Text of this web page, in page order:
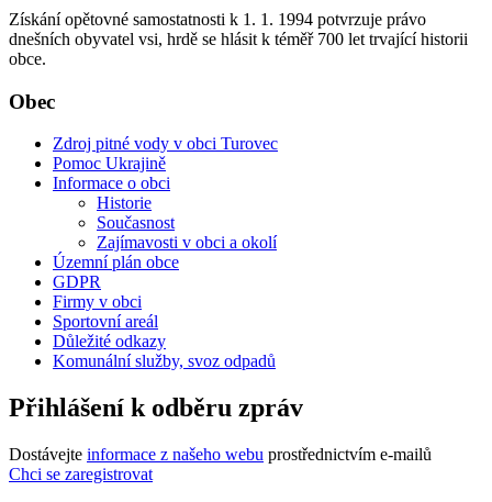
Získání opětovné samostatnosti k 1. 1. 1994 potvrzuje právo
dnešních obyvatel vsi, hrdě se hlásit k téměř 700 let trvající historii
obce.
Obec
Zdroj pitné vody v obci Turovec
Pomoc Ukrajině
Informace o obci
Historie
Současnost
Zajímavosti v obci a okolí
Územní plán obce
GDPR
Firmy v obci
Sportovní areál
Důležité odkazy
Komunální služby, svoz odpadů
Přihlášení k odběru zpráv
Dostávejte informace z našeho webu prostřednictvím e-mailů
Chci se zaregistrovat